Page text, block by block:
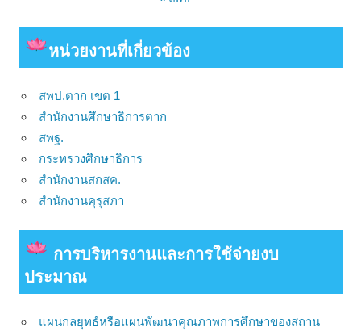
หน่วยงานที่เกี่ยวข้อง
สพป.ตาก เขต 1
สำนักงานศึกษาธิการตาก
สพฐ.
กระทรวงศึกษาธิการ
สำนักงานสกสค.
สำนักงานคุรุสภา
การบริหารงานและการใช้จ่ายงบ
ประมาณ
แผนกลยุทธ์หรือแผนพัฒนาคุณภาพการศึกษาของสถาน